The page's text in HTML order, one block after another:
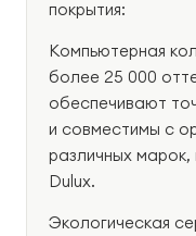
покрытия:
Компьютерная
более 25 000
обеспечивают
и совместимы с
различных
Dulux.
Экологическая